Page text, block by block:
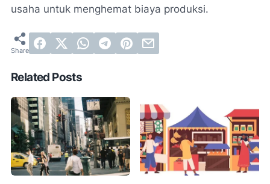
usaha untuk menghemat biaya produksi.
Related Posts